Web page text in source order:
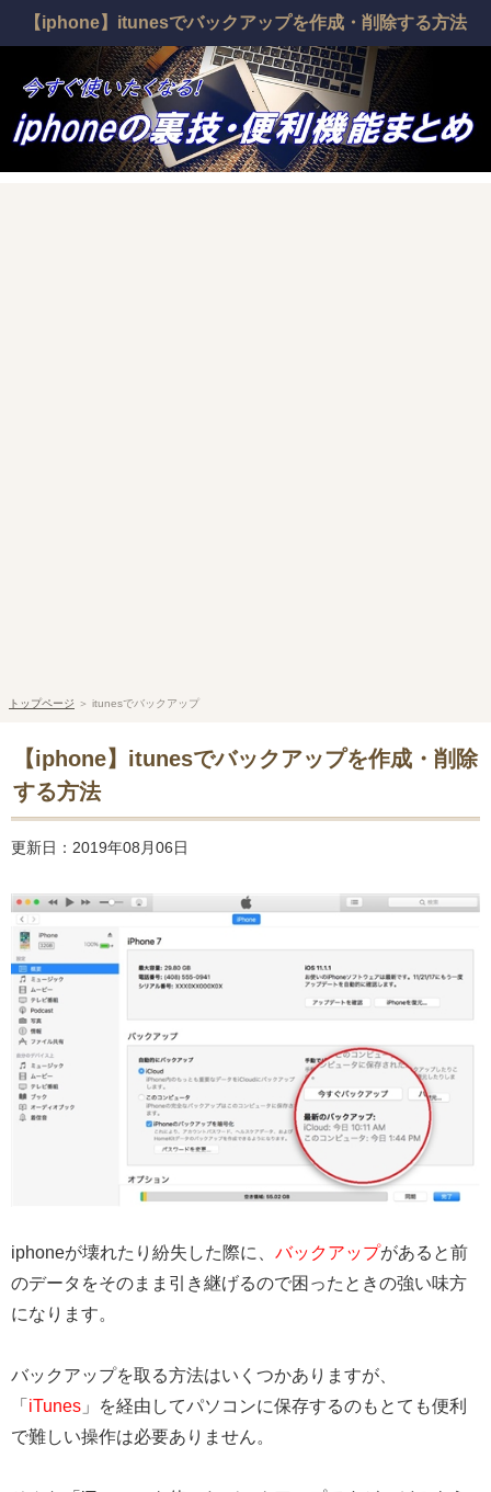
【iphone】itunesでバックアップを作成・削除する方法
トップページ ＞ itunesでバックアップ
【iphone】itunesでバックアップを作成・削除
する方法
更新日：2019年08月06日
iphoneが壊れたり紛失した際に、 バックアップがあると前
のデータをそのまま引き継げるので困ったときの強い味方
になります。
バックアップを取る方法はいくつかありますが、
「 iTunes 」を経由してパソコンに保存するのもとても便利
で難しい操作は必要ありません。